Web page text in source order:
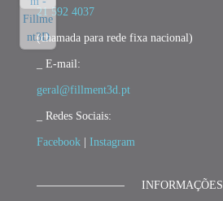
21 592 4037
(chamada para rede fixa nacional)
_ E-mail:
geral@fillment3d.pt
_ Redes Sociais:
Facebook Instagram
INFORMAÇÕES